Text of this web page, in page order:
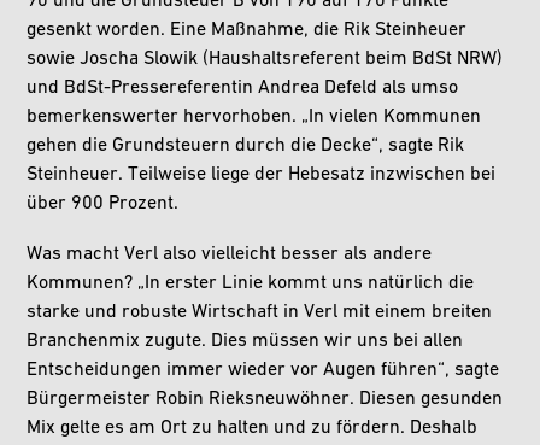
gesenkt worden. Eine Maßnahme, die Rik Steinheuer
sowie Joscha Slowik (Haushaltsreferent beim BdSt NRW)
und BdSt-Pressereferentin Andrea Defeld als umso
bemerkenswerter hervorhoben. „In vielen Kommunen
gehen die Grundsteuern durch die Decke“, sagte Rik
Steinheuer. Teilweise liege der Hebesatz inzwischen bei
über 900 Prozent.
Was macht Verl also vielleicht besser als andere
Kommunen? „In erster Linie kommt uns natürlich die
starke und robuste Wirtschaft in Verl mit einem breiten
Branchenmix zugute. Dies müssen wir uns bei allen
Entscheidungen immer wieder vor Augen führen“, sagte
Bürgermeister Robin Rieksneuwöhner. Diesen gesunden
Mix gelte es am Ort zu halten und zu fördern. Deshalb